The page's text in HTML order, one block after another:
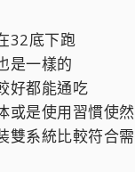
32底下跑
是一樣的
好都能通吃
或是使用習慣使然
雙系統比較符合